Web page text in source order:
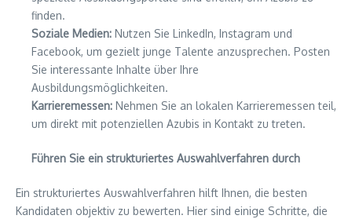
finden.
Soziale Medien: Nutzen Sie LinkedIn, Instagram und
Facebook, um gezielt junge Talente anzusprechen. Posten
Sie interessante Inhalte über Ihre
Ausbildungsmöglichkeiten.
Karrieremessen: Nehmen Sie an lokalen Karrieremessen teil,
um direkt mit potenziellen Azubis in Kontakt zu treten.
Führen Sie ein strukturiertes Auswahlverfahren durch
Ein strukturiertes Auswahlverfahren hilft Ihnen, die besten
Kandidaten objektiv zu bewerten. Hier sind einige Schritte, die